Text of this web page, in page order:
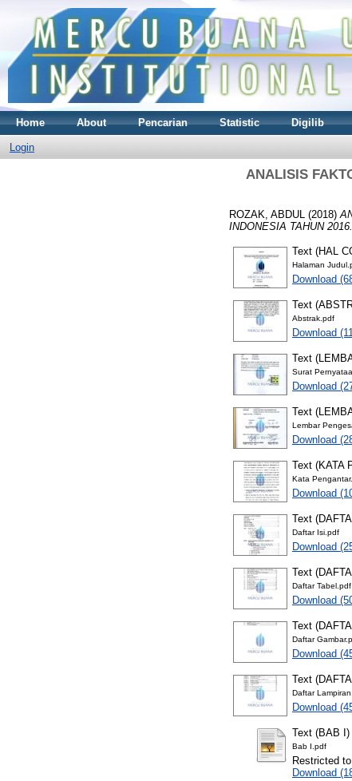
Home About Pencarian Statistic Digilib
Login
ANALISIS
ROZAK, ABDUL (2018)
INDONESIA TAHUN 2016.
Text (HAL
Halaman
Download
Text
Abstrak.pdf
Download
Text
Surat
Download
Text
Lembar
Download
Text (KATA
Kata
Download
Text
Daftar Isi.pdf
Download
Text
Daftar Tabel.pdf
Download
Text
Daftar
Download
Text
Daftar
Download
Text (BAB I)
Bab I.pdf
Restricted
Download